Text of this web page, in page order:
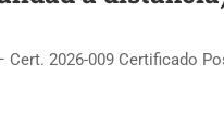
2026-009 Certificado